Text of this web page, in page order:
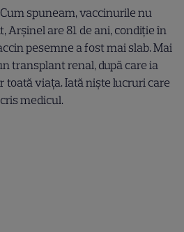
spuneam, vaccinurile nu
Arșinel are 81 de ani, condiție în
pesemne a fost mai slab. Mai
transplant renal, după care ia
viața. Iată niște lucruri care
medicul.